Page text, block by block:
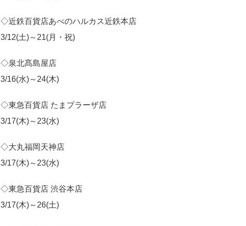
◇近鉄百貨店あべのハルカス近鉄本店
3/12(土)～21(月・祝)
◇泉北髙島屋店
3/16(水)～24(木)
◇東急百貨店 たまプラーザ店
3/17(木)～23(水)
◇大丸福岡天神店
3/17(木)～23(水)
◇東急百貨店 渋谷本店
3/17(木)～26(土)